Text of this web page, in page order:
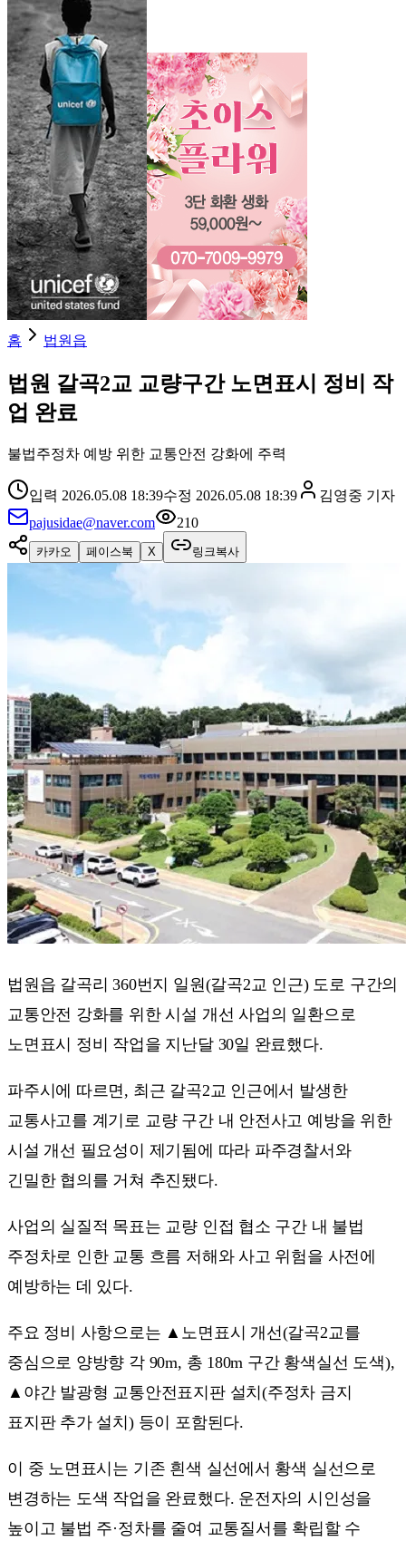
홈 법원읍
법원 갈곡2교 교량구간 노면표시 정비 작
업 완료
불법주정차 예방 위한 교통안전 강화에 주력
입력 2026.05.08 18:39수정 2026.05.08 18:39 김영중 기자
pajusidae@naver.com
210
카카오 페이스북 X 링크복사
법원읍 갈곡리 360번지 일원(갈곡2교 인근) 도로 구간의
교통안전 강화를 위한 시설 개선 사업의 일환으로
노면표시 정비 작업을 지난달 30일 완료했다.
파주시에 따르면, 최근 갈곡2교 인근에서 발생한
교통사고를 계기로 교량 구간 내 안전사고 예방을 위한
시설 개선 필요성이 제기됨에 따라 파주경찰서와
긴밀한 협의를 거쳐 추진됐다.
사업의 실질적 목표는 교량 인접 협소 구간 내 불법
주정차로 인한 교통 흐름 저해와 사고 위험을 사전에
예방하는 데 있다.
주요 정비 사항으로는 ▲노면표시 개선(갈곡2교를
중심으로 양방향 각 90m, 총 180m 구간 황색실선 도색),
▲야간 발광형 교통안전표지판 설치(주정차 금지
표지판 추가 설치) 등이 포함된다.
이 중 노면표시는 기존 흰색 실선에서 황색 실선으로
변경하는 도색 작업을 완료했다. 운전자의 시인성을
높이고 불법 주·정차를 줄여 교통질서를 확립할 수